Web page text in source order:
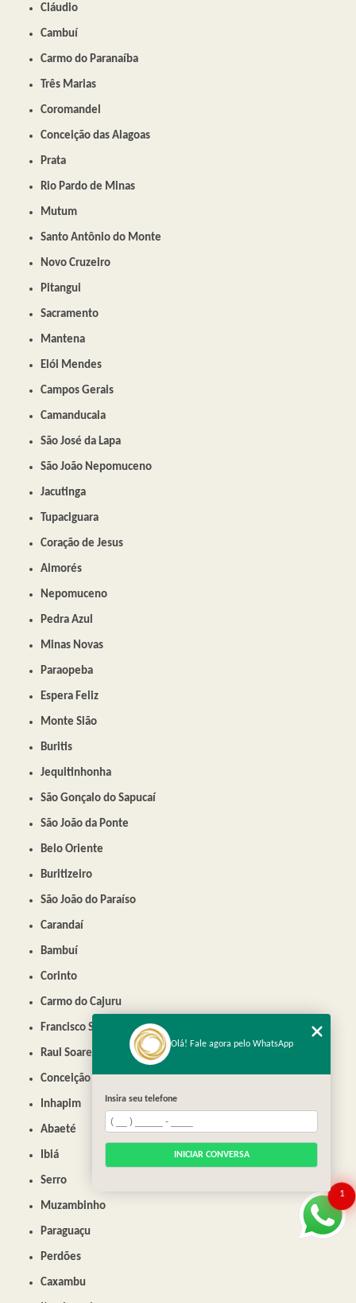
Cláudio
Cambuí
Carmo do Paranaíba
Três Marias
Coromandel
Conceição das Alagoas
Prata
Rio Pardo de Minas
Mutum
Santo Antônio do Monte
Novo Cruzeiro
Pitangui
Sacramento
Mantena
Elói Mendes
Campos Gerais
Camanducaia
São José da Lapa
São João Nepomuceno
Jacutinga
Tupaciguara
Coração de Jesus
Aimorés
Nepomuceno
Pedra Azul
Minas Novas
Paraopeba
Espera Feliz
Monte Sião
Buritis
Jequitinhonha
São Gonçalo do Sapucaí
São João da Ponte
Belo Oriente
Buritizeiro
São João do Paraíso
Carandaí
Bambuí
Corinto
Carmo do Cajuru
Francisco Sá
Raul Soares
Conceição do Mato Dentro
Inhapim
Abaeté
Ibiá
Serro
Muzambinho
Paraguaçu
Perdões
Caxambu
1
Olá! Fale agora pelo WhatsApp
Insira seu telefone
INICIAR CONVERSA